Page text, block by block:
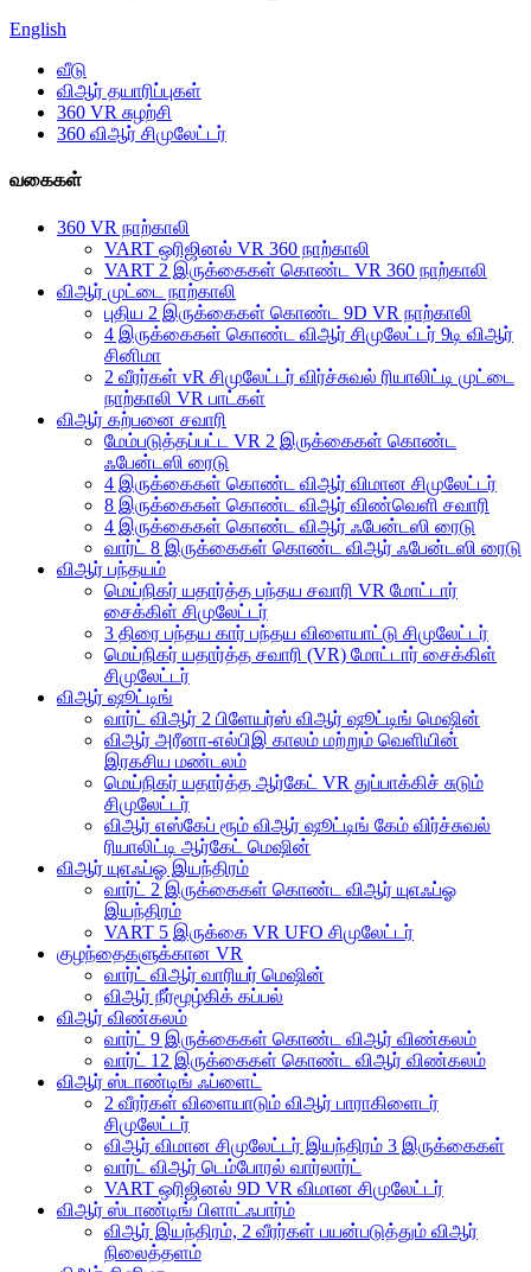
English
வீடு
விஆர் தயாரிப்புகள்
360 VR சுழற்சி
360 விஆர் சிமுலேட்டர்
வகைகள்
360 VR நாற்காலி
VART ஒரிஜினல் VR 360 நாற்காலி
VART 2 இருக்கைகள் கொண்ட VR 360 நாற்காலி
விஆர் முட்டை நாற்காலி
புதிய 2 இருக்கைகள் கொண்ட 9D VR நாற்காலி
4 இருக்கைகள் கொண்ட விஆர் சிமுலேட்டர் 9டி விஆர்
சினிமா
2 வீரர்கள் vR சிமுலேட்டர் விர்ச்சுவல் ரியாலிட்டி முட்டை
நாற்காலி VR பாட்கள்
விஆர் கற்பனை சவாரி
மேம்படுத்தப்பட்ட VR 2 இருக்கைகள் கொண்ட
ஃபேன்டஸி ரைடு
4 இருக்கைகள் கொண்ட விஆர் விமான சிமுலேட்டர்
8 இருக்கைகள் கொண்ட விஆர் விண்வெளி சவாரி
4 இருக்கைகள் கொண்ட விஆர் ஃபேன்டஸி ரைடு
வார்ட் 8 இருக்கைகள் கொண்ட விஆர் ஃபேன்டஸி ரைடு
விஆர் பந்தயம்
மெய்நிகர் யதார்த்த பந்தய சவாரி VR மோட்டார்
சைக்கிள் சிமுலேட்டர்
3 திரை பந்தய கார் பந்தய விளையாட்டு சிமுலேட்டர்
மெய்நிகர் யதார்த்த சவாரி (VR) மோட்டார் சைக்கிள்
சிமுலேட்டர்
விஆர் ஷூட்டிங்
வார்ட் விஆர் 2 பிளேயர்ஸ் விஆர் ஷூட்டிங் மெஷின்
விஆர் அரீனா-எல்பிஇ காலம் மற்றும் வெளியின்
இரகசிய மண்டலம்
மெய்நிகர் யதார்த்த ஆர்கேட் VR துப்பாக்கிச் சுடும்
சிமுலேட்டர்
விஆர் எஸ்கேப் ரூம் விஆர் ஷூட்டிங் கேம் விர்ச்சுவல்
ரியாலிட்டி ஆர்கேட் மெஷின்
விஆர் யுஎஃப்ஓ இயந்திரம்
வார்ட் 2 இருக்கைகள் கொண்ட விஆர் யுஎஃப்ஓ
இயந்திரம்
VART 5 இருக்கை VR UFO சிமுலேட்டர்
குழந்தைகளுக்கான VR
வார்ட் விஆர் வாரியர் மெஷின்
விஆர் நீர்மூழ்கிக் கப்பல்
விஆர் விண்கலம்
வார்ட் 9 இருக்கைகள் கொண்ட விஆர் விண்கலம்
வார்ட் 12 இருக்கைகள் கொண்ட விஆர் விண்கலம்
விஆர் ஸ்டாண்டிங் ஃப்ளைட்
2 வீரர்கள் விளையாடும் விஆர் பாராகிளைடர்
சிமுலேட்டர்
விஆர் விமான சிமுலேட்டர் இயந்திரம் 3 இருக்கைகள்
வார்ட் விஆர் டெம்போரல் வார்லார்ட்
VART ஒரிஜினல் 9D VR விமான சிமுலேட்டர்
விஆர் ஸ்டாண்டிங் பிளாட்ஃபார்ம்
விஆர் இயந்திரம், 2 வீரர்கள் பயன்படுத்தும் விஆர்
நிலைத்தளம்